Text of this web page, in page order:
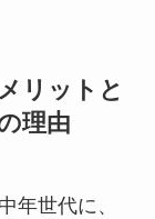
リットと
理由
年世代に、